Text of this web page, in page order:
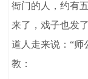
衙门的人，约有
来了，戏子也发
道人走来说：“师
教：